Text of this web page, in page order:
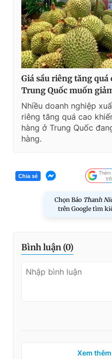
Giá sầu riêng tăng quá
Trung Quốc muốn
Nhiều doanh nghiệp
riêng tăng quá cao
hàng ở Trung Quốc
hàng.
Chia sẻ
Chọn Báo Thanh
trên Google tìm
Bình luận (0)
Xem